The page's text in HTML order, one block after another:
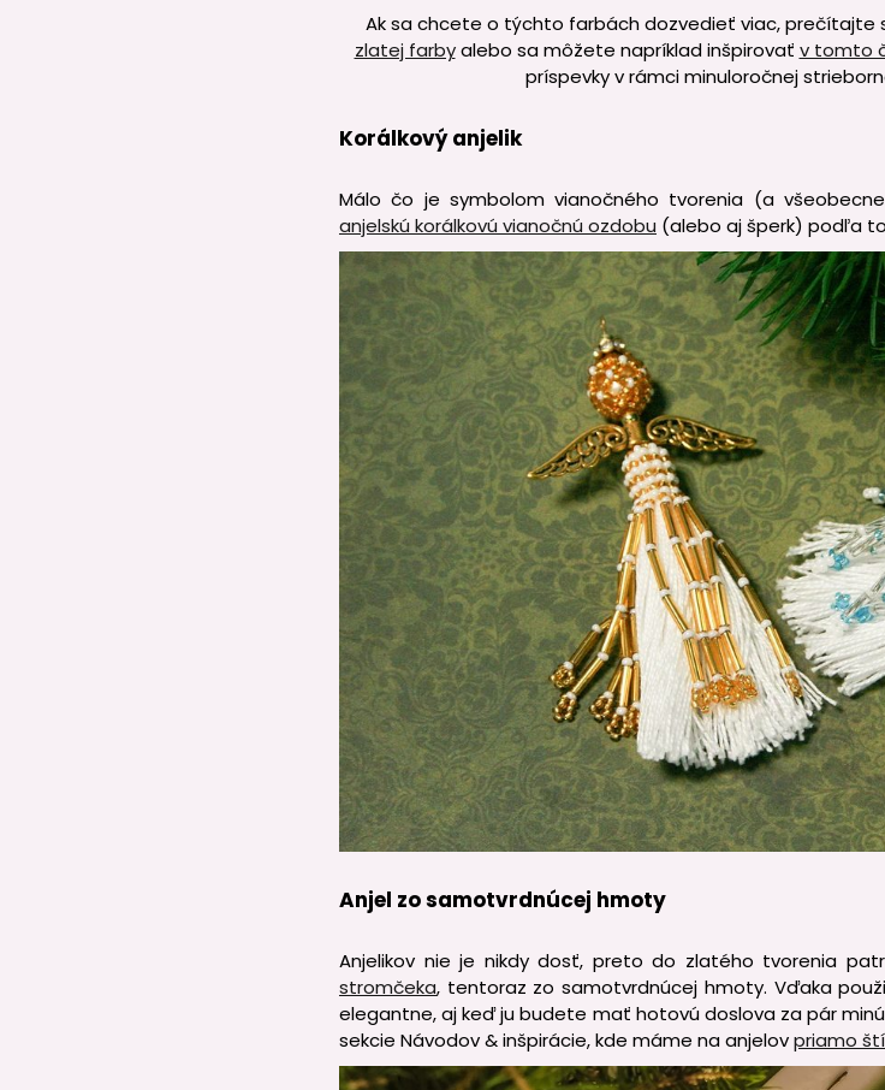
Ak sa chcete o týchto farbách dozvedieť viac, prečítajte
zlatej farbyalebo sa môžete napríklad inšpirovať v tomto
príspevky v rámci minuloročnej
Korálkový anjelik
Málo čo je symbolom vianočného tvorenia (a
anjelskú korálkovú vianočnú ozdobu (alebo aj šperk) podľa
Anjel zo samotvrdnúcej hmoty
Anjelikov nie je nikdy dosť, preto do zlatého tvorenia
stromčeka, tentoraz zo samotvrdnúcej hmoty. Vďaka
elegantne, aj keď ju budete mať hotovú doslova za pár
sekcie Návodov & inšpirácie, kde máme na anjelovpriamo